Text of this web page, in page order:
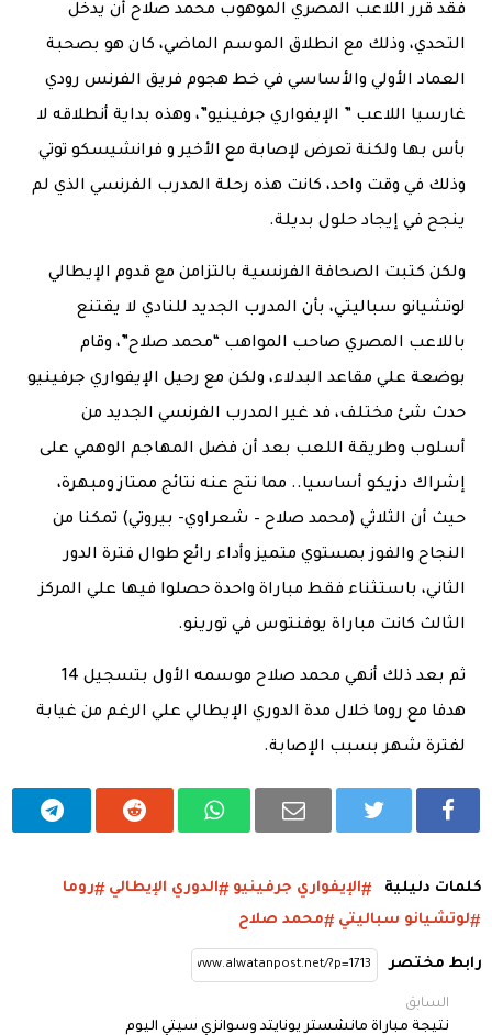
فقد قرر اللاعب المصري الموهوب محمد صلاح أن يدخل
التحدي، وذلك مع انطلاق الموسم الماضي، كان هو بصحبة
العماد الأولي والأساسي في خط هجوم فريق الفرنس رودي
غارسيا اللاعب ” الإيفواري جرفينيو”، وهذه بداية أنطلاقه لا
بأس بها ولكنة تعرض لإصابة مع الأخير و فرانشيسكو توتي
وذلك في وقت واحد، كانت هذه رحلة المدرب الفرنسي الذي لم
ينجح في إيجاد حلول بديلة.
ولكن كتبت الصحافة الفرنسية بالتزامن مع قدوم الإيطالي
لوتشيانو سباليتي، بأن المدرب الجديد للنادي لا يقتنع
باللاعب المصري صاحب المواهب “محمد صلاح”، وقام
بوضعة علي مقاعد البدلاء، ولكن مع رحيل الإيفواري جرفينيو
حدث شئ مختلف، فد غير المدرب الفرنسي الجديد من
أسلوب وطريقة اللعب بعد أن فضل المهاجم الوهمي على
إشراك دزيكو أساسيا.. مما نتج عنه نتائج ممتاز ومبهرة،
حيث أن الثلاثي (محمد صلاح – شعراوي- بيروتي) تمكنا من
النجاح والفوز بمستوي متميز وأداء رائع طوال فترة الدور
الثاني، باستثناء فقط مباراة واحدة حصلوا فيها علي المركز
الثالث كانت مباراة يوفنتوس في تورينو.
ثم بعد ذلك أنهي محمد صلاح موسمه الأول بتسجيل 14
هدفا مع روما خلال مدة الدوري الإيطالي علي الرغم من غيابة
لفترة شهر بسبب الإصابة.
كلمات دليلية الإيفواري جرفينيو الدوري الإيطالي
روما
لوتشيانو سباليتي
محمد صلاح
رابط مختصر
السابق
نتيجة مباراة مانشستر يونايتد وسوانزي سيتي اليوم